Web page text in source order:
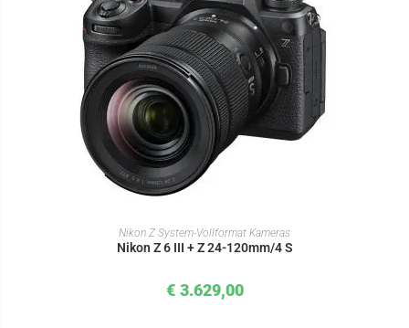
IN DEN WARENKORB
Nikon Z System-Vollformat Kameras
Nikon Z 6 III + Z 24-120mm/4 S
€ 3.629,00